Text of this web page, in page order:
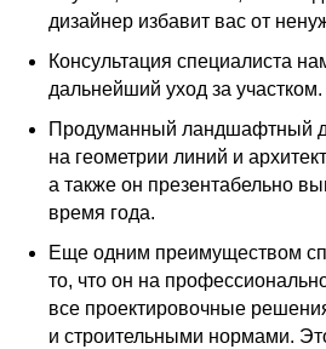
дизайнер избавит вас от
Консультация специалиста
дальнейший уход за участком.
Продуманный ландшафтный
на геометрии линий и
а также он презентабельно
время года.
Еще одним преимуществом
то, что он на
все проектировочные
и строительными нормами.